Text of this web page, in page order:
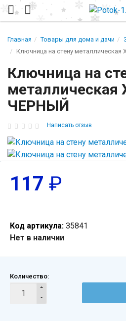
Главная Товары для дома и дачи
Ключница на стену
Ключница на
металлическая
ЧЕРНЫЙ
Написать отзыв
117 ₽
Код артикула: З5841
Нет в наличии
Количество: